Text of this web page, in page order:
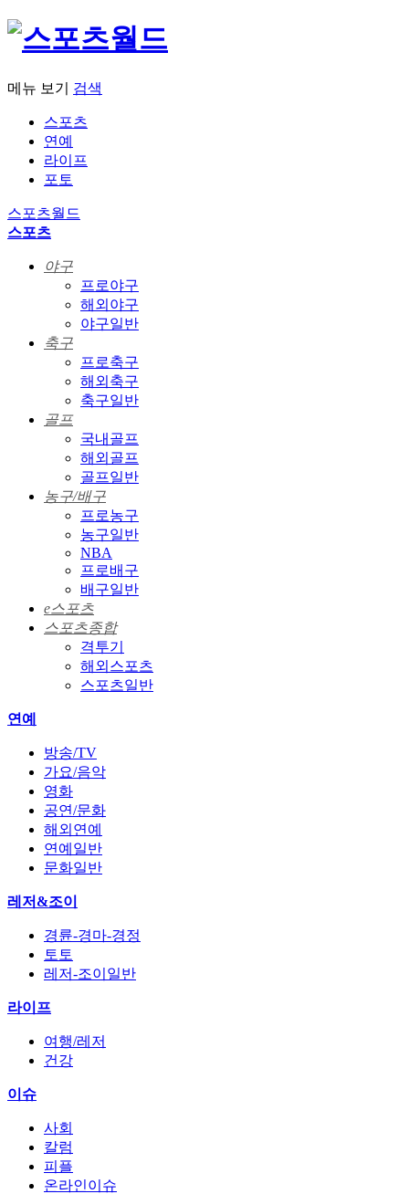
메뉴 보기 검색
스포츠
연예
라이프
포토
스포츠월드
스포츠
야구
프로야구
해외야구
야구일반
축구
프로축구
해외축구
축구일반
골프
국내골프
해외골프
골프일반
농구/배구
프로농구
농구일반
NBA
프로배구
배구일반
e스포츠
스포츠종합
격투기
해외스포츠
스포츠일반
연예
방송/TV
가요/음악
영화
공연/문화
해외연예
연예일반
문화일반
레저&조이
경륜-경마-경정
토토
레저-조이일반
라이프
여행/레저
건강
이슈
사회
칼럼
피플
온라인이슈